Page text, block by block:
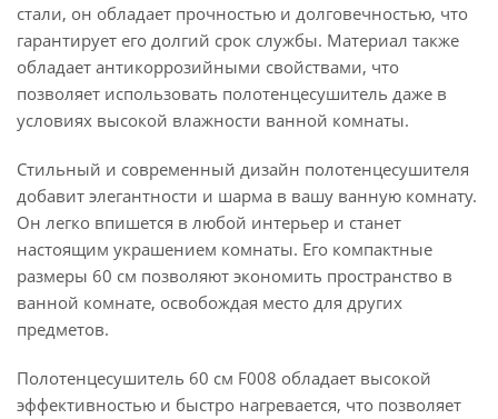
стали, он обладает прочностью и долговечностью, что
гарантирует его долгий срок службы. Материал также
обладает антикоррозийными свойствами, что
позволяет использовать полотенцесушитель даже в
условиях высокой влажности ванной комнаты.
Стильный и современный дизайн полотенцесушителя
добавит элегантности и шарма в вашу ванную комнату.
Он легко впишется в любой интерьер и станет
настоящим украшением комнаты. Его компактные
размеры 60 см позволяют экономить пространство в
ванной комнате, освобождая место для других
предметов.
Полотенцесушитель 60 см F008 обладает высокой
эффективностью и быстро нагревается, что позволяет